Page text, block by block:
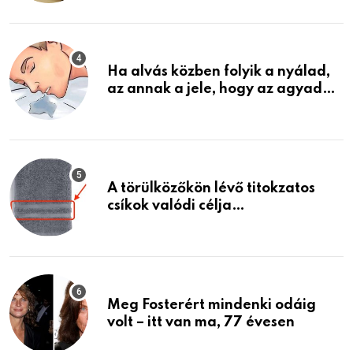
életemet
Ha alvás közben folyik a nyálad,
az annak a jele, hogy az agyad…
A törülközőkön lévő titokzatos
csíkok valódi célja…
Meg Fosterért mindenki odáig
volt – itt van ma, 77 évesen